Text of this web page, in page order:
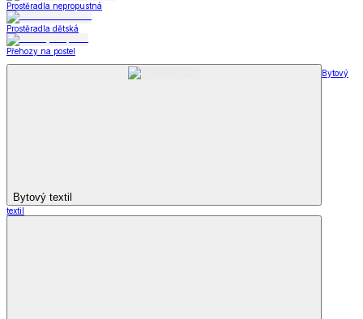
Prostěradla nepropustná
Prostěradla dětská
Přehozy na postel
Bytový textil
Bytový
textil